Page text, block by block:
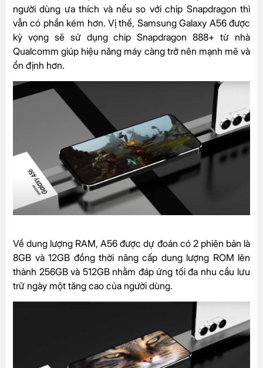
người dùng ưa thích và nếu so với chip Snapdragon thì
vẫn có phần kém hơn. Vị thế, Samsung Galaxy A56 được
kỳ vọng sẽ sử dụng chip Snapdragon 888+ từ nhà
Qualcomm giúp hiệu năng máy càng trở nên mạnh mẽ và
ổn định hơn.
Về dung lượng RAM, A56 được dự đoán có 2 phiên bản là
8GB và 12GB đồng thời nâng cấp dung lượng ROM lên
thành 256GB và 512GB nhằm đáp ứng tối đa nhu cầu lưu
trữ ngày một tăng cao của người dùng.